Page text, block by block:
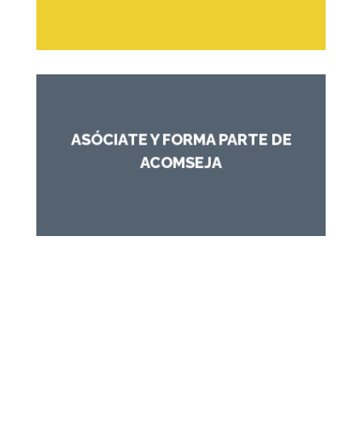
ASÓCIATE Y FORMA PARTE DE
ACOMSEJA
Cuantos más seamos, más fuertes
seremos...